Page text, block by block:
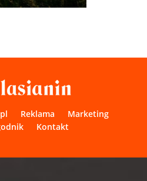
Reklama
Marketing
Kontakt